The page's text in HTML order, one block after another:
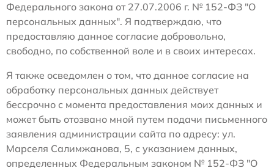
Федерального закона от 27.07.2006 г. № 152-ФЗ "О
персональных данных". Я подтверждаю, что
предоставляю данное согласие добровольно,
свободно, по собственной воле и в своих интересах.
Я также осведомлен о том, что данное согласие на
обработку персональных данных действует
бессрочно с момента предоставления моих данных и
может быть отозвано мной путем подачи письменного
заявления администрации сайта по адресу: ул.
Марселя Салимжанова, 5, с указанием данных,
определенных Федеральным законом № 152-ФЗ "О